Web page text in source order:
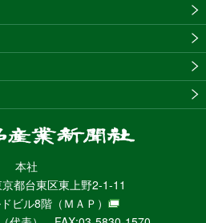
食
産
業
新
本社
都台東区東上野2-1-11
ビル8階 （ＭＡＰ）